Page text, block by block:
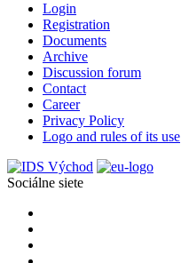
Login
Registration
Documents
Archive
Discussion forum
Contact
Career
Privacy Policy
Logo and rules of its use
Sociálne siete